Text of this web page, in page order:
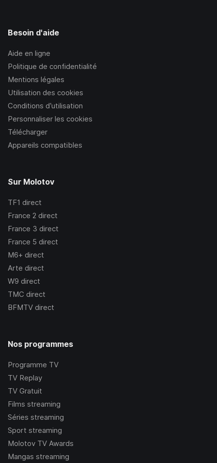
Besoin d'aide
Aide en ligne
Politique de confidentialité
Mentions légales
Utilisation des cookies
Conditions d’utilisation
Personnaliser les cookies
Télécharger
Appareils compatibles
Sur Molotov
TF1 direct
France 2 direct
France 3 direct
France 5 direct
M6+ direct
Arte direct
W9 direct
TMC direct
BFMTV direct
Nos programmes
Programme TV
TV Replay
TV Gratuit
Films streaming
Séries streaming
Sport streaming
Molotov TV Awards
Mangas streaming